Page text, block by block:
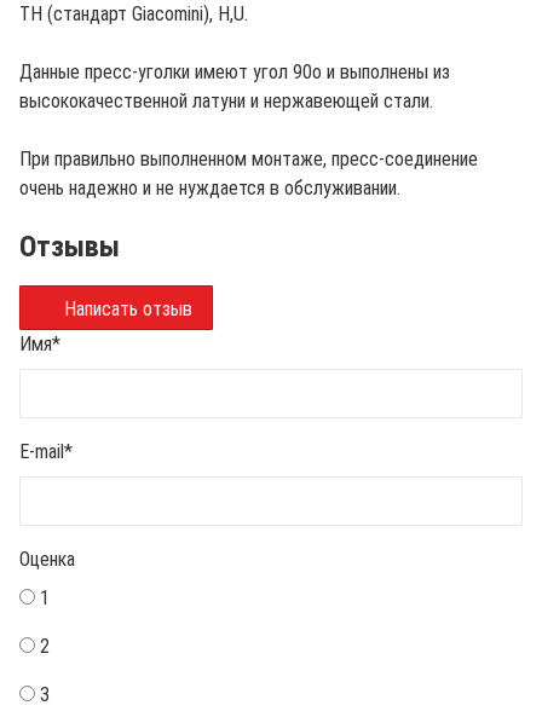
TH (стандарт Giacomini), H,U.
Данные пресс-уголки имеют угол 90о и выполнены из
высококачественной латуни и нержавеющей стали.
При правильно выполненном монтаже, пресс-соединение
очень надежно и не нуждается в обслуживании.
Отзывы
Написать отзыв
Имя*
E-mail*
Оценка
1
2
3